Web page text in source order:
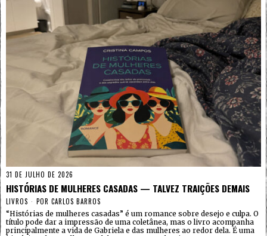
31 DE JULHO DE 2026
HISTÓRIAS DE MULHERES CASADAS — TALVEZ TRAIÇÕES DEMAIS
LIVROS POR CARLOS BARROS
“Histórias de mulheres casadas” é um romance sobre desejo e culpa. O
título pode dar a impressão de uma coletânea, mas o livro acompanha
principalmente a vida de Gabriela e das mulheres ao redor dela. É uma